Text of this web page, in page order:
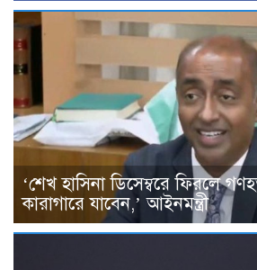
‘শেখ হাসিনা ডিসেম্বরে ফিরলে
কারাগারে যাবেন,’ আইনমন্ত্রী